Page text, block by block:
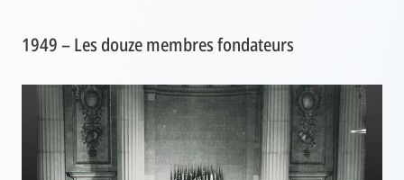
1949 – Les douze membres fondateurs